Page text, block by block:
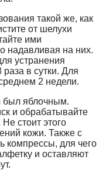
такой же, как
от шелухи
ими
надавливая на них.
устранения
в сутки. Для
2 недели.
был яблочным.
и обрабатывайте
стоит этого
кожи. Также с
компрессы, для чего
и оставляют